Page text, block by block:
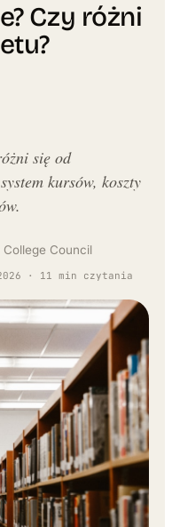
Czy różni
się od
kursów, koszty
College Council
· 11 min czytania